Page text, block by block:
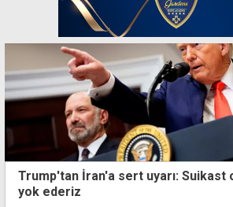
Trump'tan İran'a sert uyarı: Suikast
yok ederiz